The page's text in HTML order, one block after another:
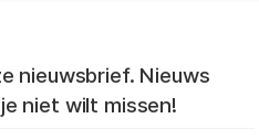
nieuwsbrief. Nieuws
niet wilt missen!